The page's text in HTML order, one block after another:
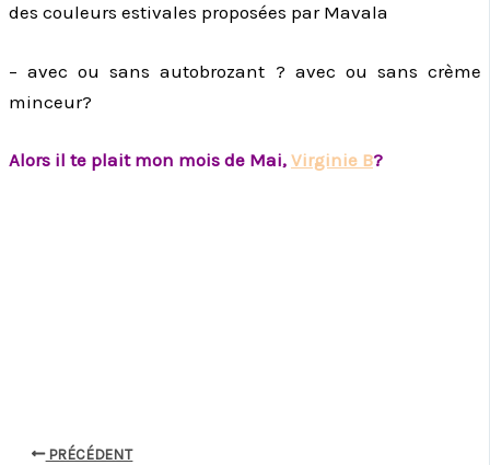
des couleurs estivales proposées par Mavala
– avec ou sans autobrozant ? avec ou sans crème
minceur?
Alors il te plait mon mois de Mai, Virginie B?
PRÉCÉDENT